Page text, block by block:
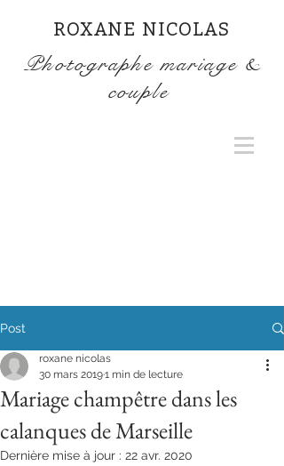
ROXANE NICOLAS
Photographe mariage &
couple
Post
Mariage champêtre dans les
calanques de Marseille
roxane nicolas
30 mars 20191 min de lecture
Dernière mise à jour : 22 avr. 2020